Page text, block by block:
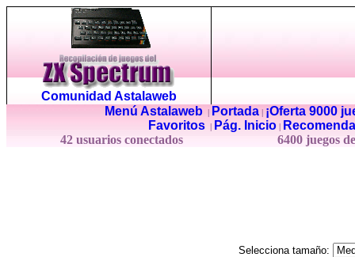
Comunidad Astalaweb
Menú Astalaweb| Portada|
¡Oferta 9000
Favoritos
Pág. Inicio
42 usuarios conectados
6400 juegos
Selecciona tamaño: